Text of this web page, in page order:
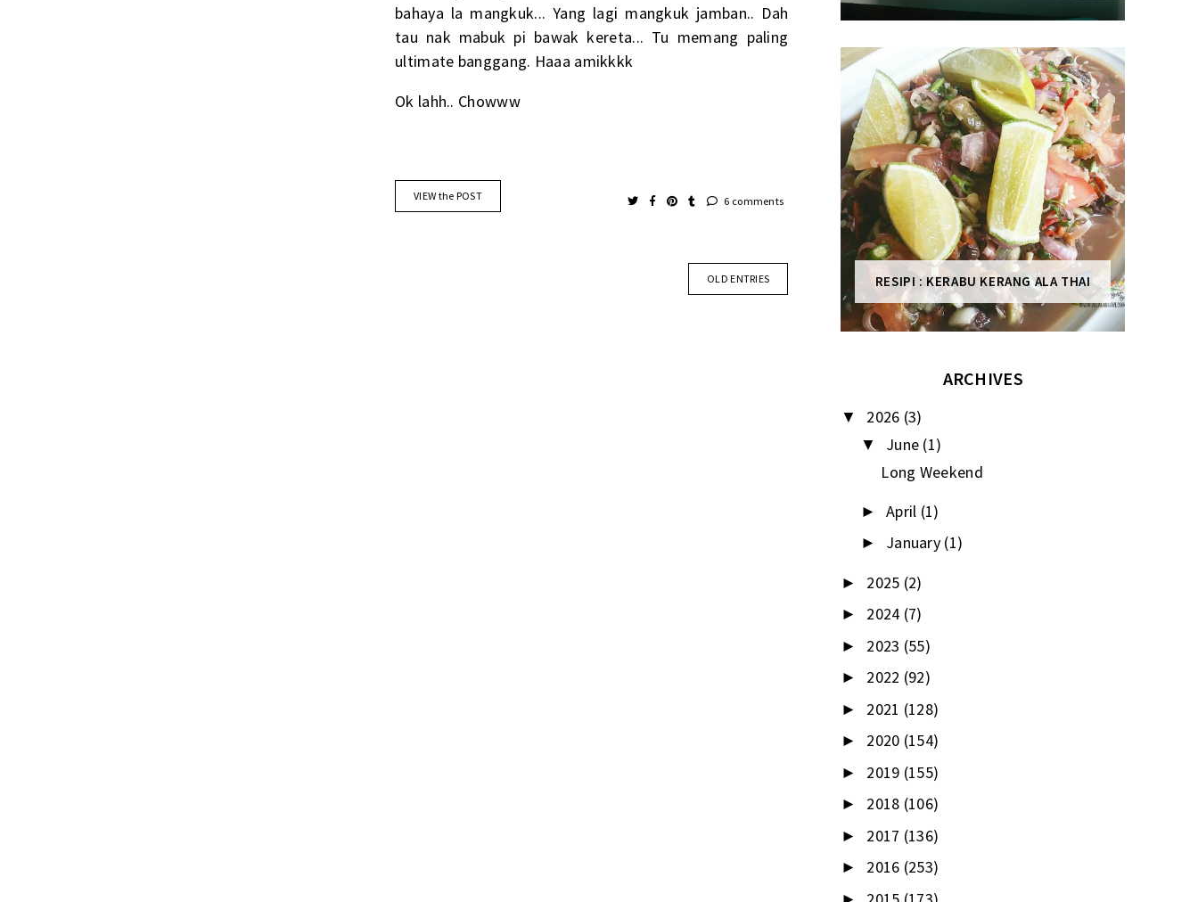
bahaya la mangkuk... Yang lagi mangkuk jamban.. Dah
tau nak mabuk pi bawak kereta... Tu memang paling
ultimate banggang. Haaa amikkkk
Ok lahh.. Chowww
VIEW the POST 6 comments
OLD ENTRIES RESIPI : KERABU KERANG ALA THAI
ARCHIVES
▼ 2026 (3)
▼ June (1)
Long Weekend
► April (1)
► January (1)
► 2025 (2)
► 2024 (7)
► 2023 (55)
► 2022 (92)
► 2021 (128)
► 2020 (154)
► 2019 (155)
► 2018 (106)
► 2017 (136)
► 2016 (253)